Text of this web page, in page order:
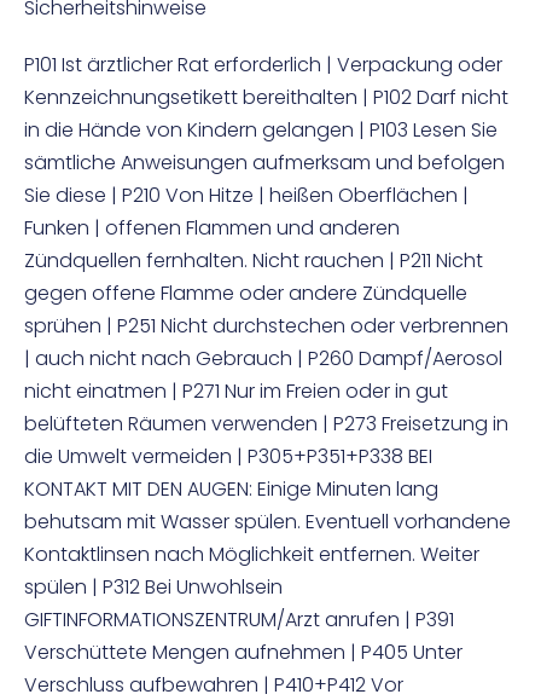
Sicherheitshinweise
P101 Ist ärztlicher Rat erforderlich | Verpackung oder
Kennzeichnungsetikett bereithalten | P102 Darf nicht
in die Hände von Kindern gelangen | P103 Lesen Sie
sämtliche Anweisungen aufmerksam und befolgen
Sie diese | P210 Von Hitze | heißen Oberflächen |
Funken | offenen Flammen und anderen
Zündquellen fernhalten. Nicht rauchen | P211 Nicht
gegen offene Flamme oder andere Zündquelle
sprühen | P251 Nicht durchstechen oder verbrennen
| auch nicht nach Gebrauch | P260 Dampf/Aerosol
nicht einatmen | P271 Nur im Freien oder in gut
belüfteten Räumen verwenden | P273 Freisetzung in
die Umwelt vermeiden | P305+P351+P338 BEI
KONTAKT MIT DEN AUGEN: Einige Minuten lang
behutsam mit Wasser spülen. Eventuell vorhandene
Kontaktlinsen nach Möglichkeit entfernen. Weiter
spülen | P312 Bei Unwohlsein
GIFTINFORMATIONSZENTRUM/Arzt anrufen | P391
Verschüttete Mengen aufnehmen | P405 Unter
Verschluss aufbewahren | P410+P412 Vor